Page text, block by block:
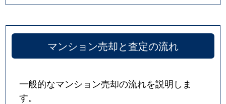
マンション売却と査定の流れ
一般的なマンション売却の流れを説明しま
す。